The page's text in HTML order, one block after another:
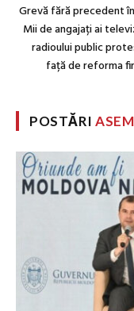
Grevă fără precedent
Mii de angajați ai
radioului public
față de reforma
POSTĂRI